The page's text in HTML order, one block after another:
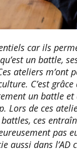
car ils
un battle,
ateliers m’ont
C’est
un battle
Lors de ces
ces
pas
aussi dans